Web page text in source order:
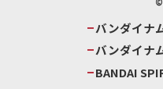
バンダイナ
バンダイナ
BANDAI